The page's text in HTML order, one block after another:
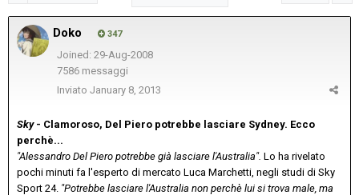
Doko 347
Joined: 29-Aug-2008
7586 messaggi
Inviato January 8, 2013
Sky- Clamoroso, Del Piero potrebbe lasciare Sydney. Ecco
perchè...
"Alessandro Del Piero potrebbe già lasciare l'Australia". Lo ha rivelato
pochi minuti fa l'esperto di mercato Luca Marchetti, negli studi di Sky
Sport 24. "Potrebbe lasciare l'Australia non perchè lui si trova male, ma